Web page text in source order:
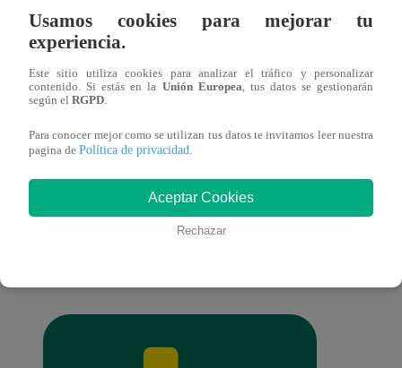
¿Por qué Nelly Rossinelli se volvió viral
antes de Navidad?
También te puede
Usamos cookies para mejorar tu
experiencia.
Este sitio utiliza cookies para analizar el tráfico y personalizar
contenido. Si estás en la Unión Europea, tus datos se gestionarán
según el RGPD.
Para conocer mejor como se utilizan tus datos te invitamos leer nuestra
pagina de Política de privacidad.
Aceptar Cookies
Rechazar